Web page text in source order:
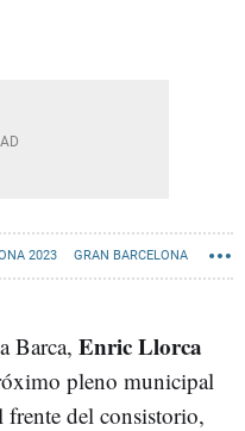
2023 GRAN BARCELONA
Barca, Enric Llorca
pleno municipal
frente del consistorio,